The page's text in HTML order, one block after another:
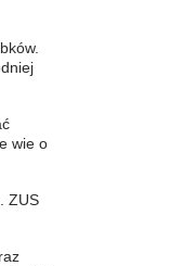
wie o
ZUS